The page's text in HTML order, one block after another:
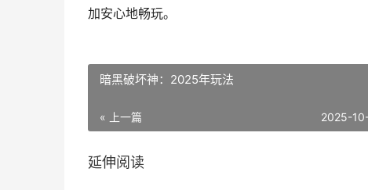
加安心地畅玩。
暗黑破坏神：2025年玩法
« 上一篇 2025-
延伸阅读